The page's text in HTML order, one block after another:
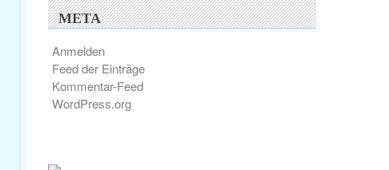
META
Anmelden
Feed der Einträge
Kommentar-Feed
WordPress.org